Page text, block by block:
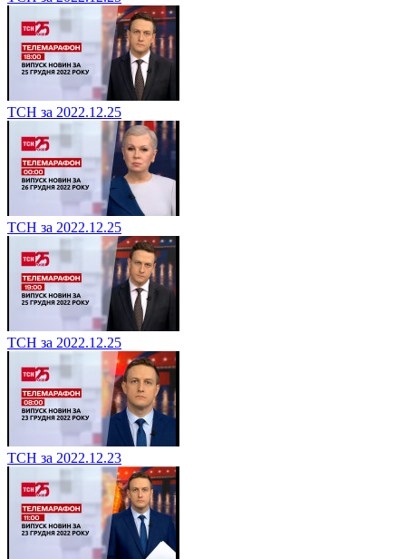
ТСН за 2022.12.25
ТСН за 2022.12.25
ТСН за 2022.12.25
ТСН за 2022.12.23